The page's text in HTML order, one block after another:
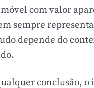
com valor
sempre
depende do
conclusão, o